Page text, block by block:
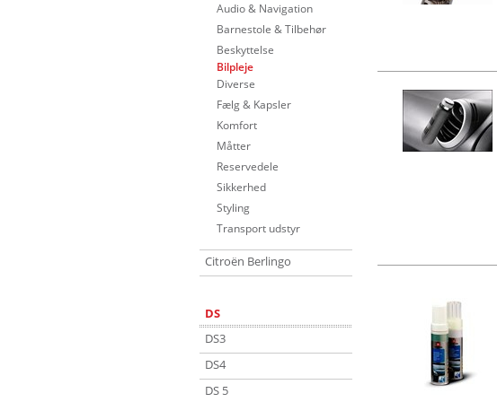
Audio & Navigation
Barnestole & Tilbehør
Beskyttelse
Bilpleje
Diverse
Fælg & Kapsler
Komfort
Måtter
Reservedele
Sikkerhed
Styling
Transport udstyr
Citroën Berlingo
DS
DS3
DS4
DS 5